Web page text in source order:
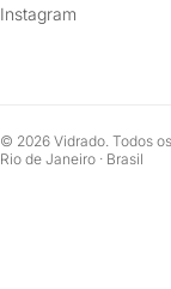
Instagram
© 2026 Vidrado. Todos
Rio de Janeiro · Brasil